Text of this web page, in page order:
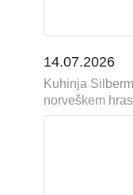
14.07.2026
Kuhinja
norveškem